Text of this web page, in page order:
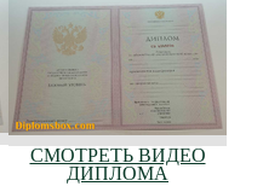
СМОТРЕТЬ ВИДЕО
ДИПЛОМА